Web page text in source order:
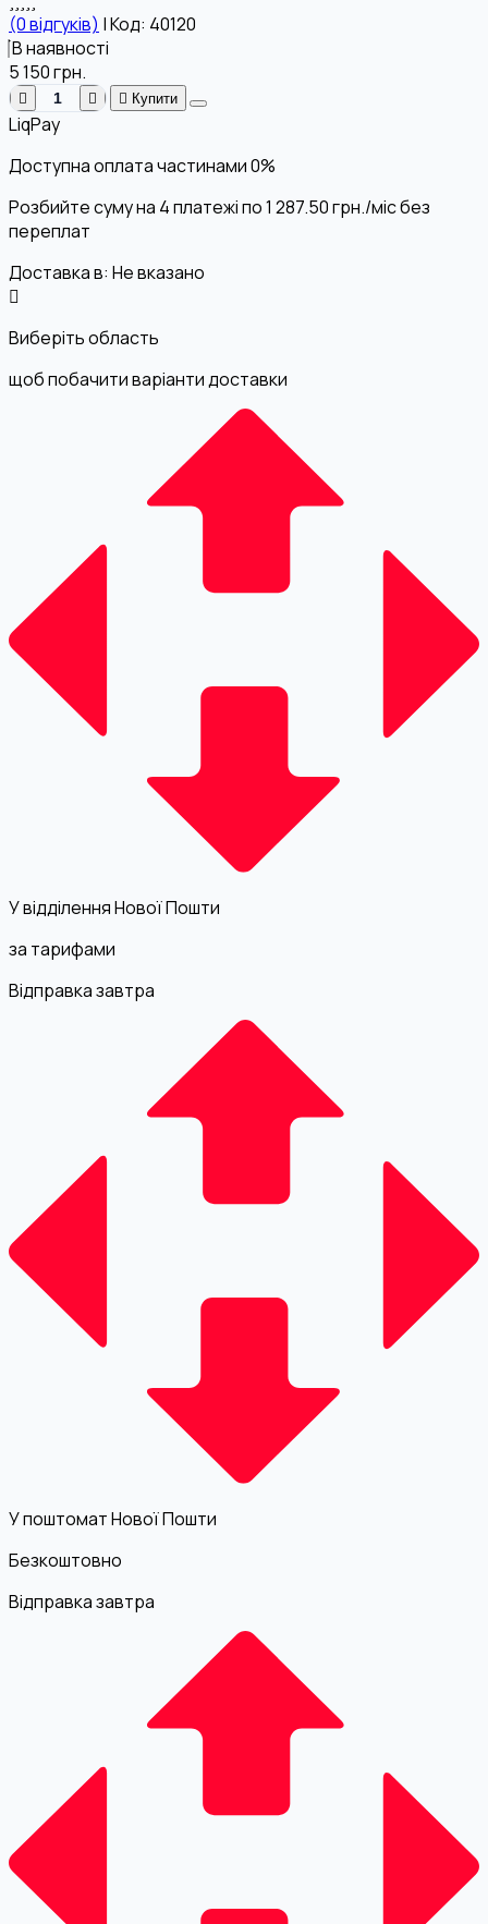
(0 відгуків) |Код: 40120
В наявності
5 150грн.
Купити
LiqPay
Доступна оплата частинами0%
Розбийте суму на 4 платежі по1 287.50грн./міс без
переплат
Доставка в: Не вказано
Виберіть область
щоб побачити варіанти доставки
У відділення Нової Пошти
за тарифами
Відправка завтра
У поштомат Нової Пошти
Безкоштовно
Відправка завтра